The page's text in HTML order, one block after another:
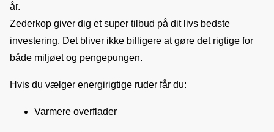
år.
Zederkop giver dig et super tilbud på dit livs bedste
investering. Det bliver ikke billigere at gøre det rigtige for
både miljøet og pengepungen.
Hvis du vælger energirigtige ruder får du:
Varmere overflader